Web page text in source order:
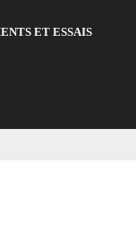
ET ESSAIS